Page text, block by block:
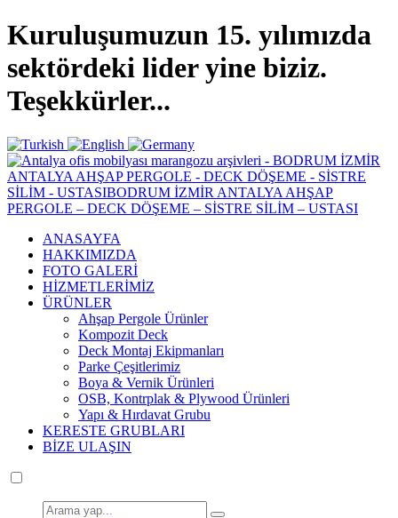
Kuruluşumuzun 15. yılımızda
sektördeki lider yine biziz.
Teşekkürler...
ANASAYFA
HAKKIMIZDA
FOTO GALERİ
HİZMETLERİMİZ
ÜRÜNLER
Ahşap Pergole Ürünler
Kompozit Deck
Deck Montaj Ekipmanları
Parke Çeşitlerimiz
Boya & Vernik Ürünleri
OSB, Kontrplak & Plywood Ürünleri
Yapı & Hırdavat Grubu
KERESTE GRUBLARI
BİZE ULAŞIN